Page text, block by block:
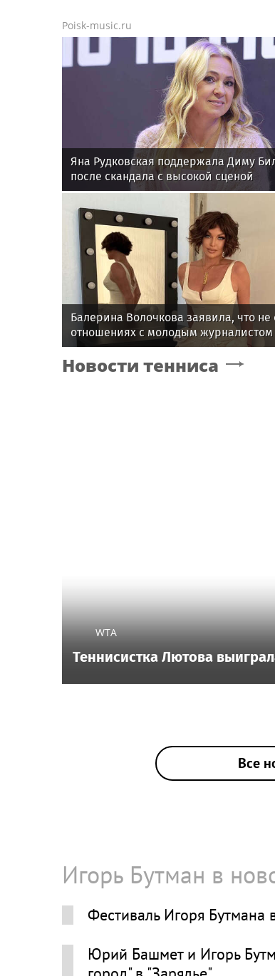
Poisk-music.ru
Яна Рудковская поддержала Диму
после скандала с высокой сценой
Балерина Волочкова заявила, что не
отношениях с молодым журналистом
Новости тенниса
WTA
Теннисистка Лютова
Все
Игорь Бутман в
Фестиваль Игоря Бутмана
Юрий Башмет и Игорь